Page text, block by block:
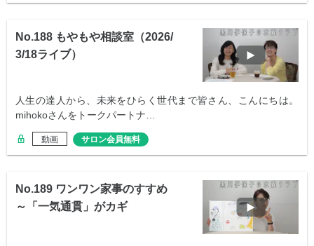
No.188 もやもや相談室（2026/
3/18ライブ）
人生の達人から、未来をひらく世代まで皆さん、こんにちは。
mihokoさんをトークパートナ…
動画 サロン会員無料
No.189 ワンワン家事のすすめ
～「一気通貫」がカギ